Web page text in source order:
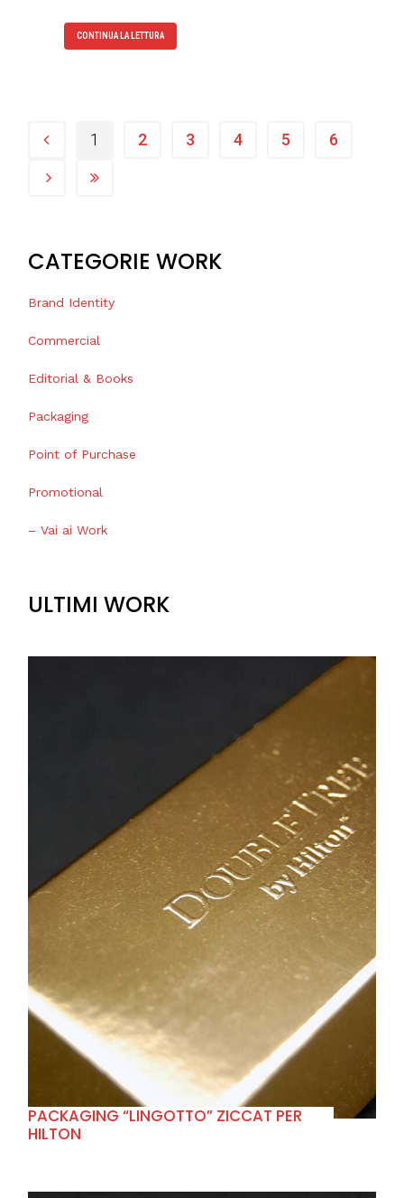
CONTINUA LA LETTURA
1 2 3 4 5 6
CATEGORIE WORK
Brand Identity
Commercial
Editorial & Books
Packaging
Point of Purchase
Promotional
– Vai ai Work
ULTIMI WORK
PACKAGING “LINGOTTO” ZICCAT PER
HILTON